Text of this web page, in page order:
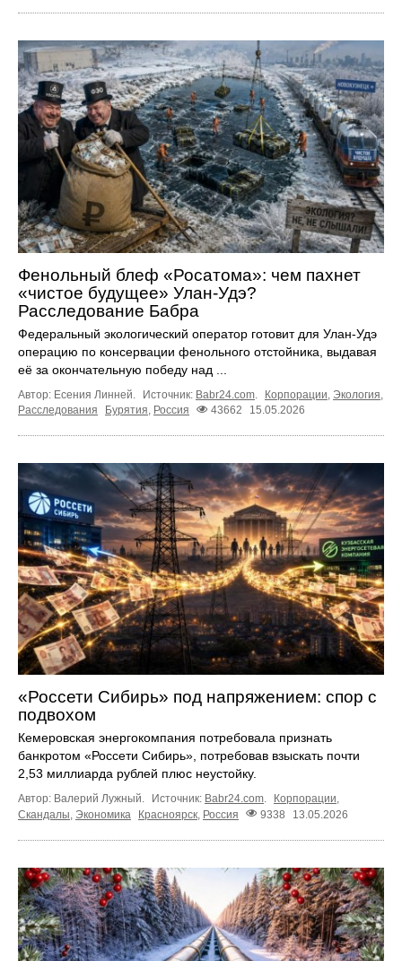
Фенольный блеф «Росатома»: чем пахнет
«чистое будущее» Улан-Удэ?
Расследование Бабра
Федеральный экологический оператор готовит для Улан-Удэ
операцию по консервации фенольного отстойника, выдавая
её за окончательную победу над ...
Автор: Есения Линней. Источник: Babr24.com Корпорации Экология
Расследования
Бурятия Россия 43662 15.05.2026
«Россети Сибирь» под напряжением: спор с
подвохом
Кемеровская энергокомпания потребовала признать
банкротом «Россети Сибирь», потребовав взыскать почти
2,53 миллиарда рублей плюс неустойку.
Автор: Валерий Лужный. Источник: Babr24.com. Корпорации,
Скандалы Экономика Красноярск Россия 9338 13.05.2026